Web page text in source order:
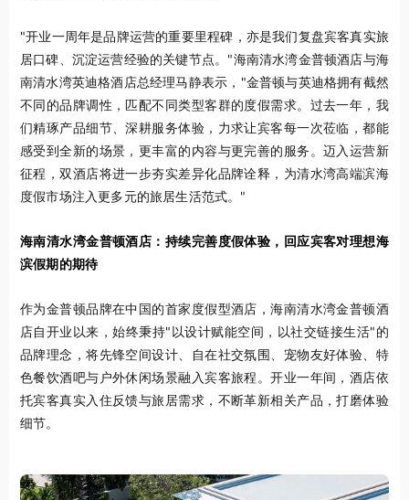
"开业一周年是品牌运营的重要里程碑，亦是我们复盘宾客真实旅
居口碑、沉淀运营经验的关键节点。"海南清水湾金普顿酒店与海
南清水湾英迪格酒店总经理马静表示，"金普顿与英迪格拥有截然
不同的品牌调性，匹配不同类型客群的度假需求。过去一年，我
们精琢产品细节、深耕服务体验，力求让宾客每一次莅临，都能
感受到全新的场景，更丰富的内容与更完善的服务。迈入运营新
征程，双酒店将进一步夯实差异化品牌诠释，为清水湾高端滨海
度假市场注入更多元的旅居生活范式。"
海南清水湾金普顿酒店：持续完善度假体验，回应宾客对理想海
滨假期的期待
作为金普顿品牌在中国的首家度假型酒店，海南清水湾金普顿酒
店自开业以来，始终秉持"以设计赋能空间，以社交链接生活"的
品牌理念，将先锋空间设计、自在社交氛围、宠物友好体验、特
色餐饮酒吧与户外休闲场景融入宾客旅程。开业一年间，酒店依
托宾客真实入住反馈与旅居需求，不断革新相关产品，打磨体验
细节。